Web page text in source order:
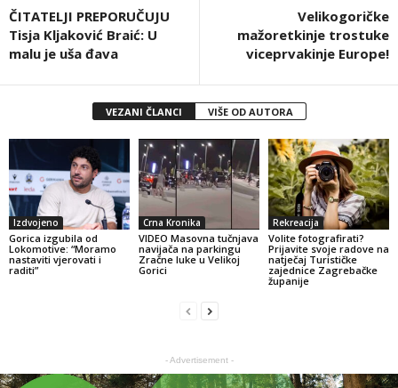
ČITATELJI PREPORUČUJU
Tisja Kljaković Braić: U
malu je uša đava
Velikogoričke
mažoretkinje trostuke
viceprvakinje Europe!
VEZANI ČLANCI VIŠE OD AUTORA
Izdvojeno
Gorica izgubila od
Lokomotive: “Moramo
nastaviti vjerovati i
raditi”
Crna Kronika
VIDEO Masovna tučnjava
navijača na parkingu
Zračne luke u Velikoj
Gorici
Rekreacija
Volite fotografirati?
Prijavite svoje radove na
natječaj Turističke
zajednice Zagrebačke
županije
- Advertisement -